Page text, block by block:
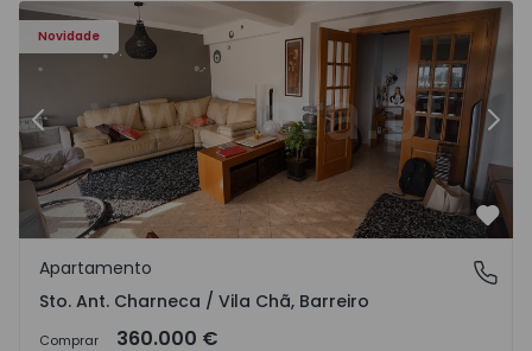
Novidade
- 1573477 - 14
Apartamento T3 Barreiro, Sto. Ant. Charneca / Vila Chã -
Anterior
Sto. Ant. Charneca / Vila Chã, Barreiro
Apartamento
Sto. Ant. Charneca / Vila Chã, Barreiro
Comprar 360.000 €